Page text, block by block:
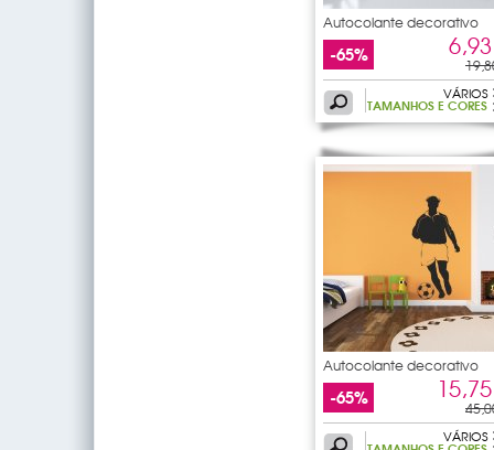
Autocolante decorativo
jogador
-65%
VÁRIOS
TAMANHOS E CORES
Autocolante decorativo
jogador
-65%
VÁRIOS